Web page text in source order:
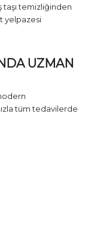
temizliğinden
yelpazesi
UZMAN
tüm tedavilerde